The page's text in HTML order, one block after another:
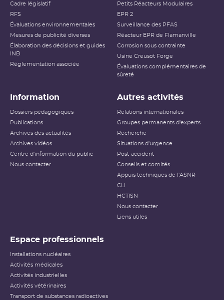
Cadre législatif
RFS
Évaluations environnementales
Mesures de publicité diverses
Élaboration des décisions et guides
INB
Réglementation associée
Petits Réacteurs Modulaires
EPR 2
Surveillance des PFAS
Réacteur EPR de Flamanville
Corrosion sous contrainte
Usine Creusot Forge
Évaluations complémentaires de
sûreté
Information
Dossiers pédagogiques
Publications
Archives des actualités
Archives vidéos
Centre d'information du public
Nous contacter
Autres activités
Relations internationales
Groupes permanents d'experts
Recherche
Situations d'urgence
Post-accident
Conseils et comités
Appuis techniques de l'ASNR
CLI
HCTISN
Nous contacter
Liens utiles
Espace professionnels
Installations nucléaires
Activités médicales
Activités industrielles
Activités vétérinaires
Transport de substances radioactives